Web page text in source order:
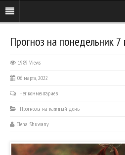
Прогноз на понедельник
1989 Views
06 марта, 2022
Нет комментариев
Прогнозы на каждый день
Elena Shuwany